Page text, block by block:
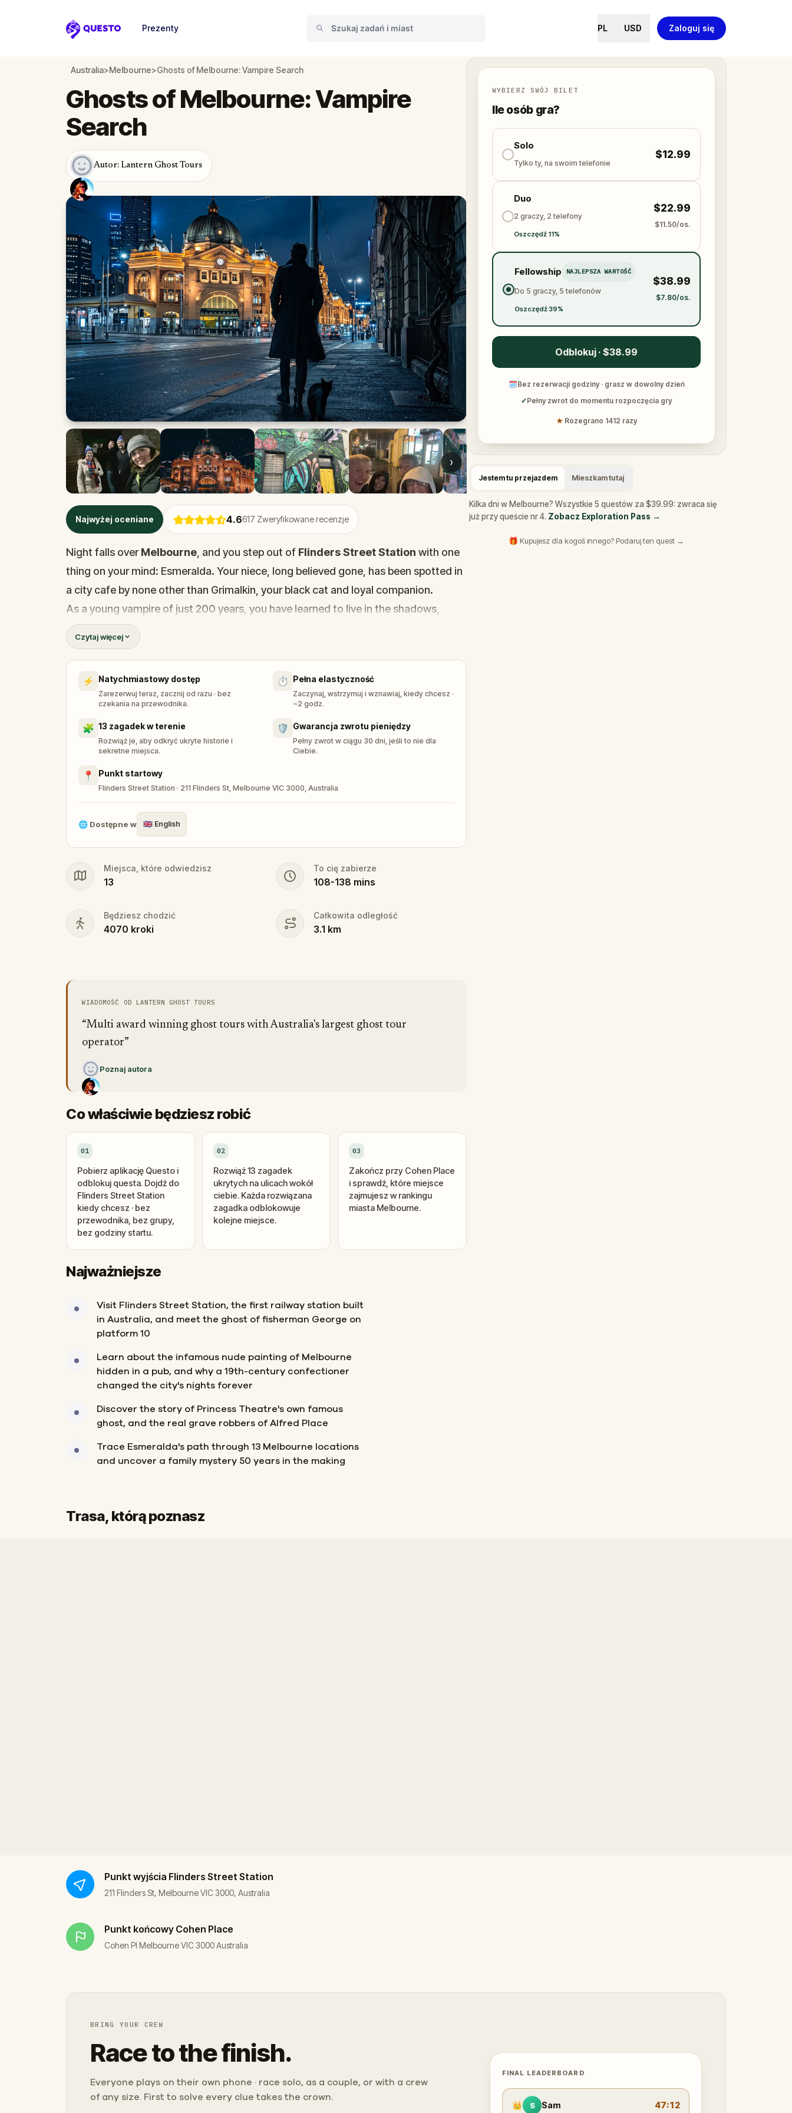
Questo
Prezenty PL USD Zaloguj się
Australia>Melbourne>Ghosts of Melbourne: Vampire Search
›
Najwyżej oceniane 4.6617 Zweryfikowane recenzje
Ghosts of Melbourne: Vampire
Search
Autor: Lantern Ghost Tours
Night falls overMelbourne , and you step out of Flinders Street Station with one
thing on your mind: Esmeralda. Your niece, long believed gone, has been spotted in
a city cafe by none other than Grimalkin, your black cat and loyal companion.
As a young vampire of just 200 years, you have learned to live in the shadows,
walking among humans, feeding only once a year. On Halloween, of course. Now,
under the safety of moonlight, your quest begins. Follow clues across
Melbourne's historic streets
through 13 real locations, from
Flinders Street StationtoChinatown
Melbourne walking tour
is unlike any other: a self-guided vampire mystery
that mixes real local history, genuine ghost stories, and a family secret 50 years in
the making. Walk, explore, and piece together the mystery. Made to be shared with
friends, family, or familiars.
Czytaj więcej
⚡ Natychmiastowy dostęp
Zarezerwuj teraz, zacznij od razu · bez
czekania na przewodnika.
⏱️ Pełna elastyczność
Zaczynaj, wstrzymuj i wznawiaj, kiedy chcesz ·
~2 godz.
🧩 13 zagadek w terenie
Rozwiąż je, aby odkryć ukryte historie i
sekretne miejsca.
🛡️ Gwarancja zwrotu pieniędzy
Pełny zwrot w ciągu 30 dni, jeśli to nie dla
Ciebie.
📍 Punkt startowy
Flinders Street Station · 211 Flinders St, Melbourne VIC 3000, Australia
🌐 Dostępne w 🇬🇧 English
Miejsca, które odwiedzisz
13
To cię zabierze
108-138 mins
Będziesz chodzić
4070 kroki
Całkowita odległość
3.1 km
WIADOMOŚĆ OD LANTERN GHOST TOURS
“Multi award winning ghost tours with Australia's largest ghost tour
operator”
Poznaj autora
Co właściwie będziesz robić
01
Pobierz aplikację Questo i
odblokuj questa. Dojdź do
Flinders Street Station
kiedy chcesz · bez
przewodnika, bez grupy,
bez godziny startu.
02
Rozwiąż 13 zagadek
ukrytych na ulicach wokół
ciebie. Każda rozwiązana
zagadka odblokowuje
kolejne miejsce.
03
Zakończ przy Cohen Place
i sprawdź, które miejsce
zajmujesz w rankingu
miasta Melbourne.
Najważniejsze
Visit Flinders Street Station, the first railway station built
in Australia, and meet the ghost of fisherman George on
platform 10
Learn about the infamous nude painting of Melbourne
hidden in a pub, and why a 19th-century confectioner
changed the city's nights forever
Discover the story of Princess Theatre's own famous
ghost, and the real grave robbers of Alfred Place
Trace Esmeralda's path through 13 Melbourne locations
and uncover a family mystery 50 years in the making
WYBIERZ SWÓJ BILET
Ile osób gra?
Solo
Tylko ty, na swoim telefonie
$12.99
Duo
2 graczy, 2 telefony
Oszczędź 11%
$22.99
$11.50/os.
Fellowship NAJLEPSZA WARTOŚĆ
Do 5 graczy, 5 telefonów
Oszczędź 39%
$38.99
$7.80/os.
Odblokuj · $38.99
🗓Bez rezerwacji godziny · grasz w dowolny dzień
✓Pełny zwrot do momentu rozpoczęcia gry
★ Rozegrano 1412 razy
Jestem tu przejazdem Mieszkam tutaj
Kilka dni w Melbourne? Wszystkie 5 questów za $39.99: zwraca się
już przy queście nr 4. Zobacz Exploration Pass →
🎁 Kupujesz dla kogoś innego? Podaruj ten quest →
Trasa, którą poznasz
Punkt wyjścia Flinders Street Station
211 Flinders St, Melbourne VIC 3000, Australia
Punkt końcowy Cohen Place
Cohen Pl Melbourne VIC 3000 Australia
BRING YOUR CREW
Race to the finish.
Everyone plays on their own phone · race solo, as a couple, or with a crew
of any size. First to solve every clue takes the crown.
FINAL LEADERBOARD
👑 S Sam 47:12